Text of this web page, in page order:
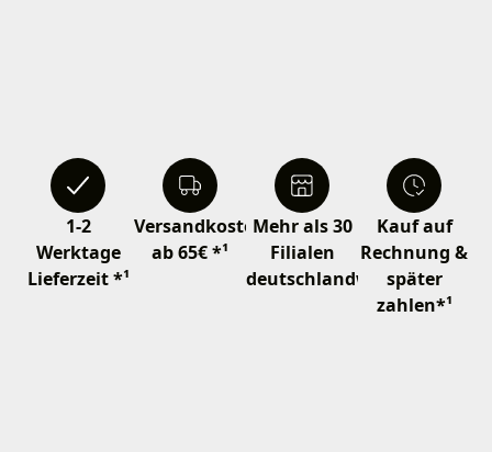
1-2
Werktage
Lieferzeit *¹
Versandkostenfrei
ab 65€ *¹
Mehr als 30
Filialen
deutschlandweit
Kauf auf
Rechnung &
später
zahlen*¹